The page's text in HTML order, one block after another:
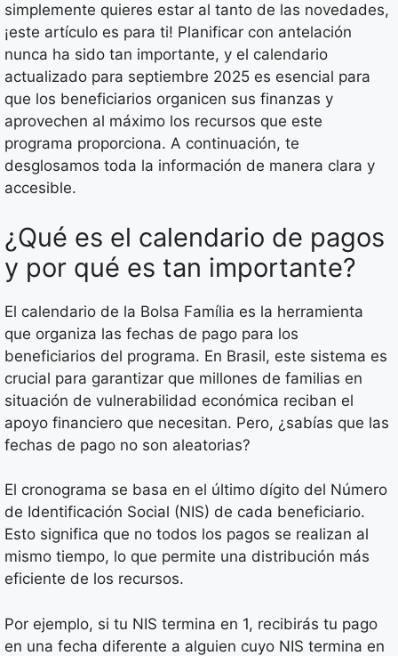
simplemente quieres estar al tanto de las novedades,
¡este artículo es para ti! Planificar con antelación
nunca ha sido tan importante, y el calendario
actualizado para septiembre 2025 es esencial para
que los beneficiarios organicen sus finanzas y
aprovechen al máximo los recursos que este
programa proporciona. A continuación, te
desglosamos toda la información de manera clara y
accesible.
¿Qué es el calendario de pagos
y por qué es tan importante?
El calendario de la Bolsa Família es la herramienta
que organiza las fechas de pago para los
beneficiarios del programa. En Brasil, este sistema es
crucial para garantizar que millones de familias en
situación de vulnerabilidad económica reciban el
apoyo financiero que necesitan. Pero, ¿sabías que las
fechas de pago no son aleatorias?
El cronograma se basa en el último dígito del Número
de Identificación Social (NIS) de cada beneficiario.
Esto significa que no todos los pagos se realizan al
mismo tiempo, lo que permite una distribución más
eficiente de los recursos.
Por ejemplo, si tu NIS termina en 1, recibirás tu pago
en una fecha diferente a alguien cuyo NIS termina en